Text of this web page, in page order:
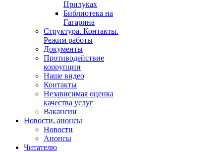
Прилуках
Библиотека на
Гагарина
Структура. Контакты.
Режим работы
Документы
Противодействие
коррупции
Наше видео
Контакты
Независимая оценка
качества услуг
Вакансии
Новости, анонсы
Новости
Анонсы
Читателю